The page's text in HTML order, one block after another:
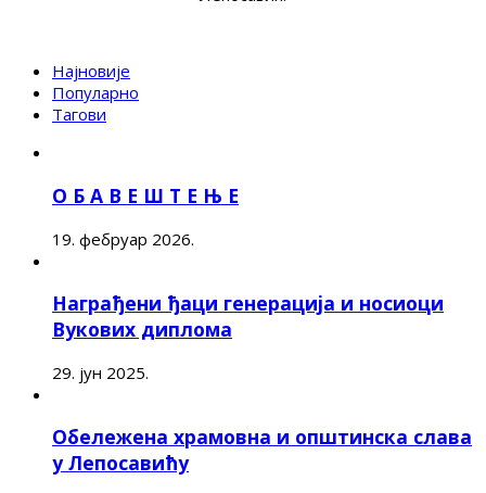
Најновије
Популарно
Тагови
О Б А В Е Ш Т Е Њ Е
19. фебруар 2026.
Награђени ђаци генерација и носиоци
Вукових диплома
29. јун 2025.
Обележена храмовна и општинска слава
у Лепосавићу